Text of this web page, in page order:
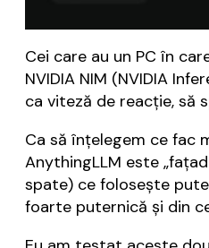
Cei care au un PC în
NVIDIA NIM (NVIDIA
ca viteză de reacție, să
Ca să înțelegem ce fac
AnythingLLM este
spate) ce folosește
foarte puternică și din